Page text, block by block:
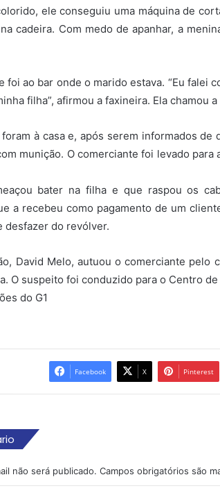
ele conseguiu uma máquina de
cadeira. Com medo de apanhar, a
foi ao bar onde o marido estava. “Eu falei
filha”, afirmou a faxineira. Ela chamou
à casa e, após serem informados de
munição. O comerciante foi levado para
bater na filha e que raspou os
a recebeu como pagamento de um
desfazer do revólver.
David Melo, autuou o comerciante
O suspeito foi conduzido para o Centro
do G1
Facebook X Pinterest
não será publicado. Campos obrigatórios são